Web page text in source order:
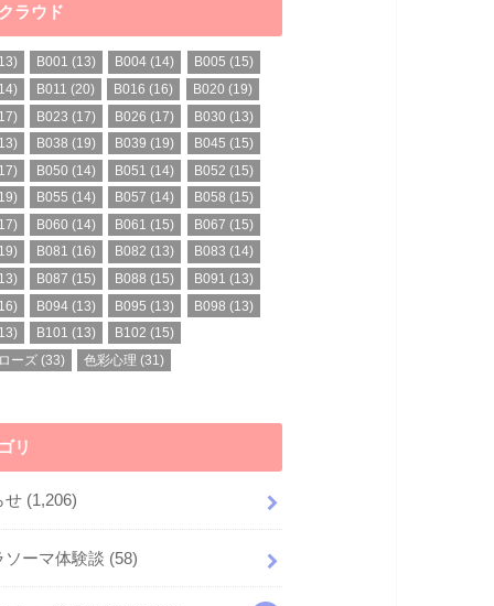
ラウド
B001 (13) B004 (14) B005 (15)
B011 (20) B016 (16) B020 (19)
B023 (17) B026 (17) B030 (13)
B038 (19) B039 (19) B045 (15)
B050 (14) B051 (14) B052 (15)
B055 (14) B057 (14) B058 (15)
B060 (14) B061 (15) B067 (15)
B081 (16) B082 (13) B083 (14)
B087 (15) B088 (15) B091 (13)
B094 (13) B095 (13) B098 (13)
B101 (13) B102 (15)
ーズ (33) 色彩心理 (31)
リ
せ (1,206)
ソーマ体験談 (58)